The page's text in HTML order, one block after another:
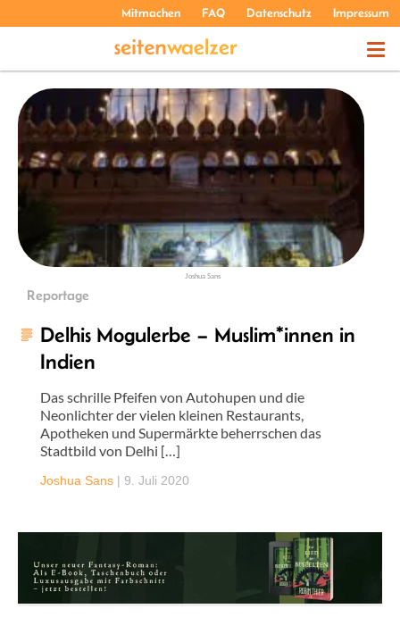
Mitmachen FAQ Datenschutz Impressum
THEMEN
PODCASTS
Joshua Sans
Reportage
Delhis Mogulerbe – Muslim*innen in
Indien
Das schrille Pfeifen von Autohupen und die
Neonlichter der vielen kleinen Restaurants,
Apotheken und Supermärkte beherrschen das
Stadtbild von Delhi […]
Joshua Sans | 9. Juli 2020